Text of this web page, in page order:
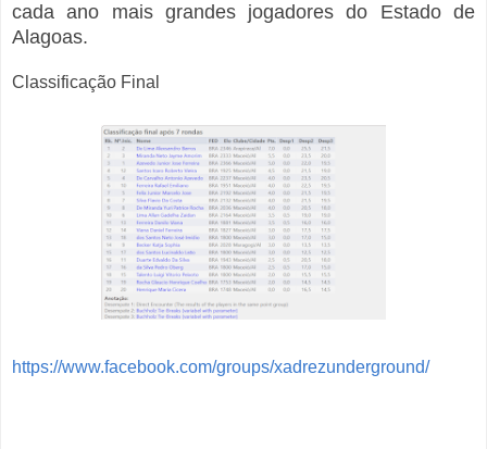
cada ano mais grandes jogadores do Estado de
Alagoas.
Classificação Final
https://www.facebook.com/groups/xadrezunderground/